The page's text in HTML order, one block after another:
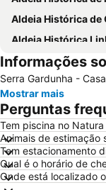
Aldeia Histórica de
Aldeia Histórica
Castelo de Penha
Aldeia Histórica de
Reserva Natural da Serra
Fraga da Pena
Museu do Pão
Fluvial da Fróia
Castelo de Sortelha
Informações
Serra Gardunha -
Mostrar mais
Perguntas
Tem piscina no
Animais de estimação
Tem estacionamento
Qual é o horário de
Onde está localizado